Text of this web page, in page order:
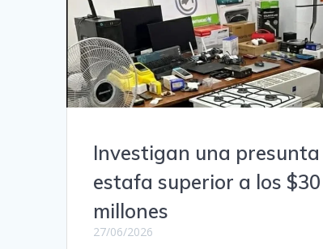
Investigan una presunta
estafa superior a los $30
millones
27/06/2026